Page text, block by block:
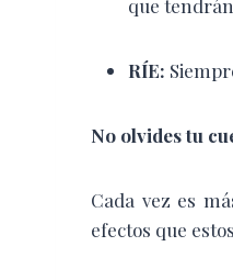
que
RÍE:
No olvides tu
Cada vez es
efectos que